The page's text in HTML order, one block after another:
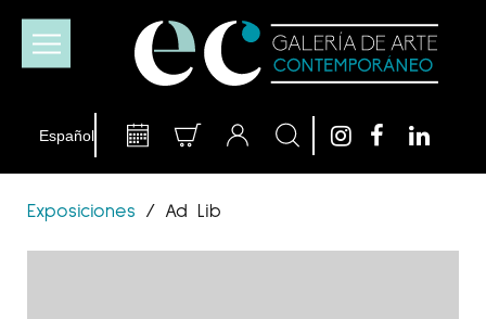
Exposiciones / Ad Lib